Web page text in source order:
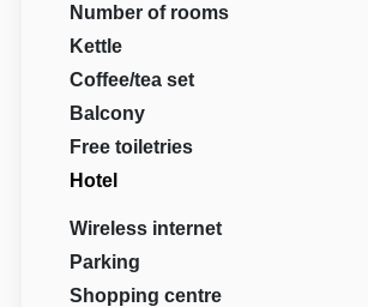
Number of rooms
Kettle
Coffee/tea set
Balcony
Free toiletries
Hotel
Wireless internet
Parking
Shopping centre